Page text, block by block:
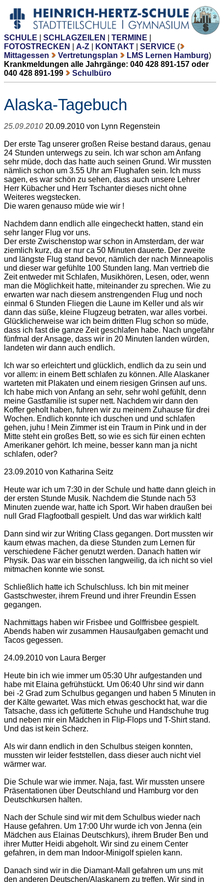
SCHULE SCHLAGZEILEN TERMINE
FOTOSTRECKEN
A-Z KONTAKT SERVICE (
Mittagessen
Vertretungsplan LMS Lernen Hamburg)
Krankmeldungen alle Jahrgänge: 040 428 891-157 oder
040 428 891-199
Schulbüro
Alaska-Tagebuch
25.09.2010 20.09.2010 von Lynn Regenstein
Der erste Tag unserer großen Reise bestand daraus, genau
24 Stunden unterwegs zu sein. Ich war schon am Anfang
sehr müde, doch das hatte auch seinen Grund. Wir mussten
nämlich schon um 3.55 Uhr am Flughafen sein. Ich muss
sagen, es war schön zu sehen, dass auch unsere Lehrer
Herr Kübacher und Herr Tschanter dieses nicht ohne
Weiteres wegstecken.
Die waren genauso müde wie wir !
Nachdem dann endlich alle eingecheckt hatten, stand ein
sehr langer Flug vor uns.
Der erste Zwischenstop war schon in Amsterdam, der war
ziemlich kurz, da er nur ca 50 Minuten dauerte. Der zweite
und längste Flug stand bevor, nämlich der nach Minneapolis
und dieser war gefühlte 100 Stunden lang. Man vertrieb die
Zeit entweder mit Schlafen, Musikhören, Lesen, oder, wenn
man die Möglichkeit hatte, miteinander zu sprechen. Wie zu
erwarten war nach diesem anstrengenden Flug und noch
einmal 6 Stunden Fliegen die Laune im Keller und als wir
dann das süße, kleine Flugzeug betraten, war alles vorbei.
Glücklicherweise war ich beim dritten Flug schon so müde,
dass ich fast die ganze Zeit geschlafen habe. Nach ungefähr
fünfmal der Ansage, dass wir in 20 Minuten landen würden,
landeten wir dann auch endlich.
Ich war so erleichtert und glücklich, endlich da zu sein und
vor allem: in einem Bett schlafen zu können. Alle Alaskaner
warteten mit Plakaten und einem riesigen Grinsen auf uns.
Ich habe mich von Anfang an sehr, sehr wohl gefühlt, denn
meine Gastfamilie ist super nett. Nachdem wir dann den
Koffer geholt haben, fuhren wir zu meinem Zuhause für drei
Wochen. Endlich konnte ich duschen und und schlafen
gehen, juhu ! Mein Zimmer ist ein Traum in Pink und in der
Mitte steht ein großes Bett, so wie es sich für einen echten
Amerikaner gehört. Ich meine, besser kann man ja nicht
schlafen, oder?
23.09.2010 von Katharina Seitz
Heute war ich um 7:30 in der Schule und hatte dann gleich in
der ersten Stunde Musik. Nachdem die Stunde nach 53
Minuten zuende war, hatte ich Sport. Wir haben draußen bei
null Grad Flagfootball gespielt. Und das war wirklich kalt!
Dann sind wir zur Writing Class gegangen. Dort mussten wir
kaum etwas machen, da diese Stunden zum Lernen für
verschiedene Fächer genutzt werden. Danach hatten wir
Physik. Das war ein bisschen langweilig, da ich nicht so viel
mitmachen konnte wie sonst.
Schließlich hatte ich Schulschluss. Ich bin mit meiner
Gastschwester, ihrem Freund und ihrer Freundin Essen
gegangen.
Nachmittags haben wir Frisbee und Golffrisbee gespielt.
Abends haben wir zusammen Hausaufgaben gemacht und
Tacos gegessen.
24.09.2010 von Laura Berger
Heute bin ich wie immer um 05:30 Uhr aufgestanden und
habe mit Elaina gefrühstückt. Um 06:40 Uhr sind wir dann
bei -2 Grad zum Schulbus gegangen und haben 5 Minuten in
der Kälte gewartet. Was mich etwas geschockt hat, war die
Tatsache, dass ich gefütterte Schuhe und Handschuhe trug
und neben mir ein Mädchen in Flip-Flops und T-Shirt stand.
Und das ist kein Scherz.
Als wir dann endlich in den Schulbus steigen konnten,
mussten wir leider feststellen, dass dieser auch nicht viel
wärmer war.
Die Schule war wie immer. Naja, fast. Wir mussten unsere
Präsentationen über Deutschland und Hamburg vor den
Deutschkursen halten.
Nach der Schule sind wir mit dem Schulbus wieder nach
Hause gefahren. Um 17:00 Uhr wurde ich von Jenna (ein
Mädchen aus Elainas Deutschkurs), ihrem Bruder Ben und
ihrer Mutter Heidi abgeholt. Wir sind zu einem Center
gefahren, in dem man Indoor-Minigolf spielen kann.
Danach sind wir in die Diamant-Mall gefahren um uns mit
den anderen Deutschen/Alaskanern zu treffen. Wir sind in